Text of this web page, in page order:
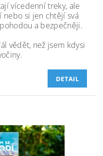
vícedenní treky, ale
nebo si jen chtějí svá
a bezpečněji.
vědět, než jsem kdysi
DETAIL